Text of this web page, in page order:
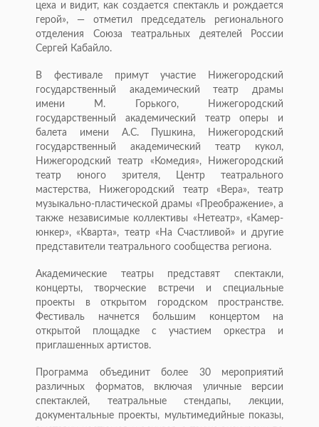
цеха и видит, как создается спектакль и рождается
герой», — отметил председатель регионального
отделения Союза театральных деятелей России
Сергей Кабайло.
В фестивале примут участие Нижегородский
государственный академический театр драмы
имени М. Горького, Нижегородский
государственный академический театр оперы и
балета имени А.С. Пушкина, Нижегородский
государственный академический театр кукол,
Нижегородский театр «Комедия», Нижегородский
театр юного зрителя, Центр театрального
мастерства, Нижегородский театр «Вера», театр
музыкально-пластической драмы «Преображение», а
также независимые коллективы «Нетеатр», «Камер-
юнкер», «Кварта», театр «На Счастливой» и другие
представители театрального сообщества региона.
Академические театры представят спектакли,
концерты, творческие встречи и специальные
проекты в открытом городском пространстве.
Фестиваль начнется большим концертом на
открытой площадке с участием оркестра и
приглашенных артистов.
Программа объединит более 30 мероприятий
различных форматов, включая уличные версии
спектаклей, театральные стендапы, лекции,
документальные проекты, мультимедийные показы,